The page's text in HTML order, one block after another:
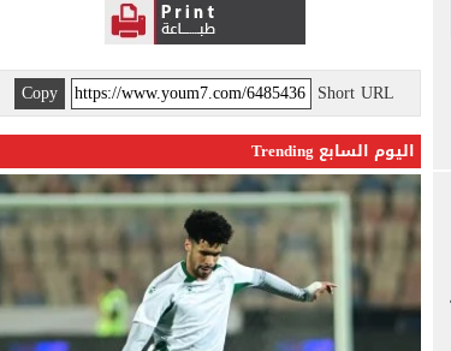
Short URL
Copy
اليوم السابع Trending